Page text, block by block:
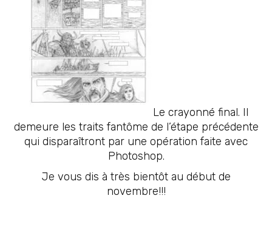
Le crayonné final. Il
demeure les traits fantôme de l’étape précédente
qui disparaîtront par une opération faite avec
Photoshop.
Je vous dis à très bientôt au début de
novembre!!!